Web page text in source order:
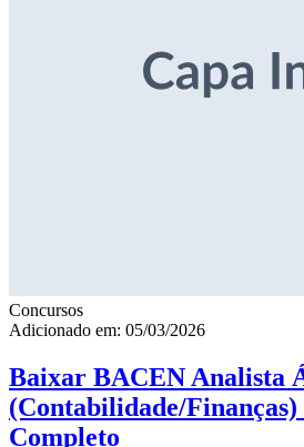
Concursos
Adicionado em: 05/03/2026
Baixar BACEN Analista
(Contabilidade/
Completo